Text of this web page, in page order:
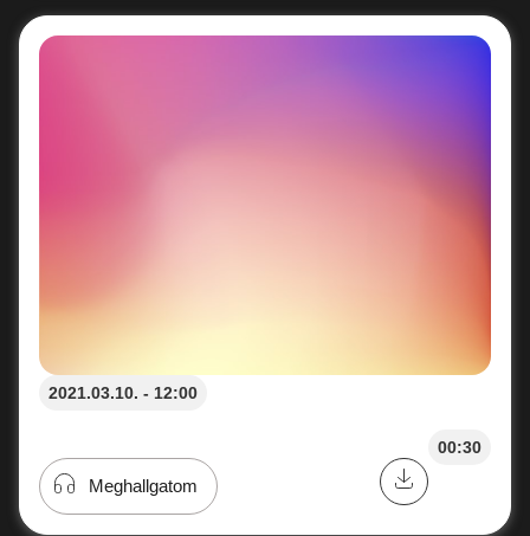
2021.03.10. - 12:00
00:30
Meghallgatom